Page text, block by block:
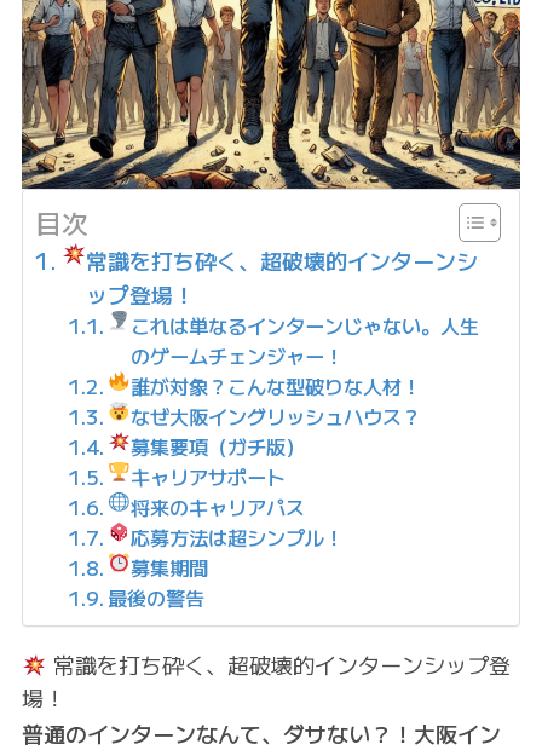
目次
常識を打ち砕く、超破壊的インターンシ
ップ登場！
これは単なるインターンじゃない。人生
のゲームチェンジャー！
誰が対象？こんな型破りな人材！
なぜ大阪イングリッシュハウス？
募集要項（ガチ版）
キャリアサポート
将来のキャリアパス
応募方法は超シンプル！
募集期間
最後の警告
常識を打ち砕く、超破壊的インターンシップ登
場！
普通のインターンなんて、ダサない？！大阪イン